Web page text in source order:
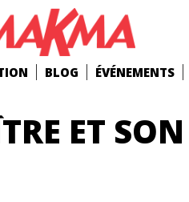
BLOG ÉVÉNEMENTS
ET SON